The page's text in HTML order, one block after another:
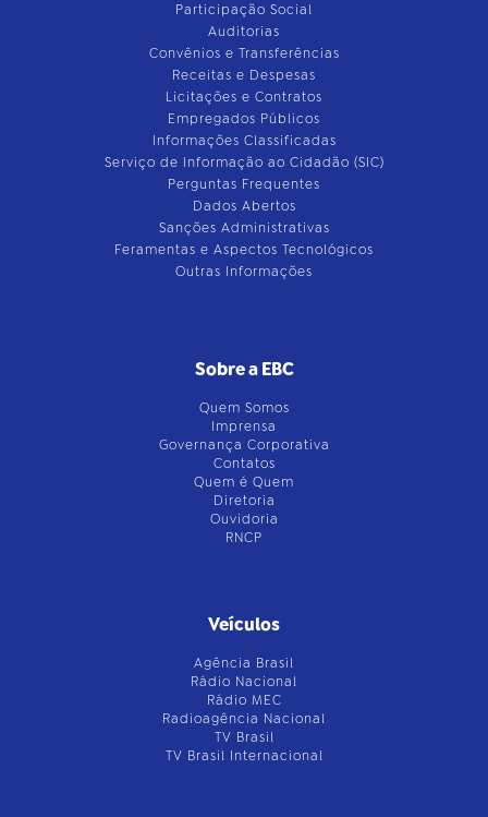
Participação Social
Auditorias
Convênios e Transferências
Receitas e Despesas
Licitações e Contratos
Empregados Públicos
Informações Classificadas
Serviço de Informação ao Cidadão (SIC)
Perguntas Frequentes
Dados Abertos
Sanções Administrativas
Feramentas e Aspectos Tecnológicos
Outras Informações
Sobre a EBC
Quem Somos
Imprensa
Governança Corporativa
Contatos
Quem é Quem
Diretoria
Ouvidoria
RNCP
Veículos
Agência Brasil
Rádio Nacional
Rádio MEC
Radioagência Nacional
TV Brasil
TV Brasil Internacional